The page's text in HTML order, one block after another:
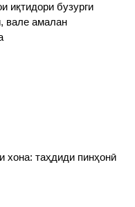
иқтидори бузурги
вале амалан
хона: таҳдиди пинҳонӣ